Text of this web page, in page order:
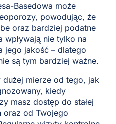
Basedowa może
powodując, że
oraz bardziej podatne
wpływają nie tylko na
jego jakość – dlatego
są tym bardziej ważne.
mierze od tego, jak
kiedy
masz dostęp do stałej
oraz od Twojego